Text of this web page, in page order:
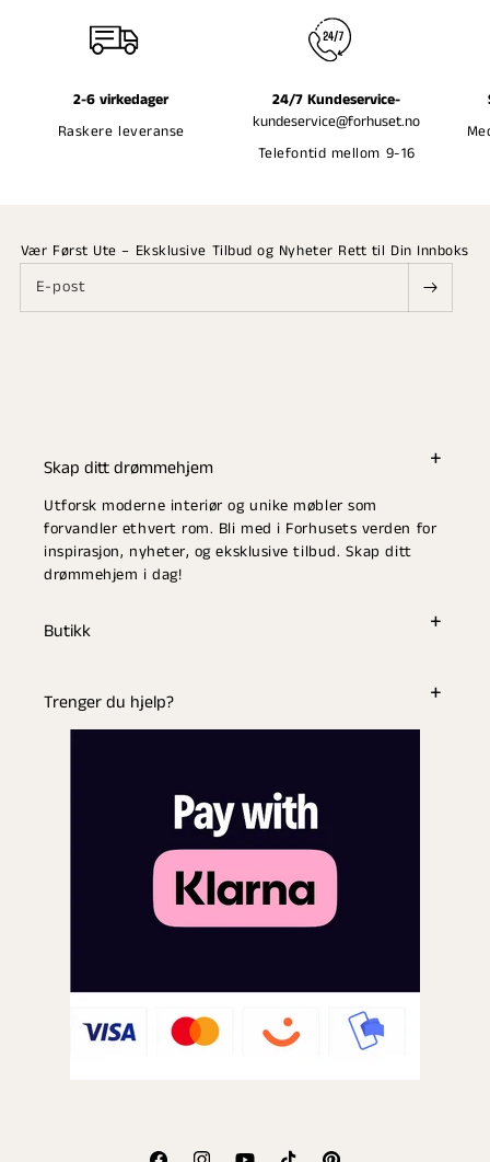
2-6 virkedager
Raskere leveranse
24/7 Kundeservice-
kundeservice@forhuset.no
Telefontid mellom 9-16
Vær Først Ute – Eksklusive Tilbud og Nyheter Rett til Din Innboks
E-post
Skap ditt drømmehjem
Utforsk moderne interiør og unike møbler som
forvandler ethvert rom. Bli med i Forhusets verden for
inspirasjon, nyheter, og eksklusive tilbud. Skap ditt
drømmehjem i dag!
Butikk
Trenger du hjelp?